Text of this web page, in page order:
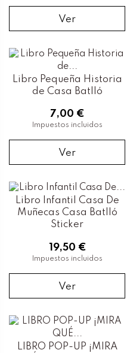
Ver
Libro Pequeña Historia
de Casa Batlló
7,00 €
Impuestos incluidos
Ver
Libro Infantil Casa De
Muñecas Casa Batlló
Sticker
19,50 €
Impuestos incluidos
Ver
LIBRO POP-UP ¡MIRA